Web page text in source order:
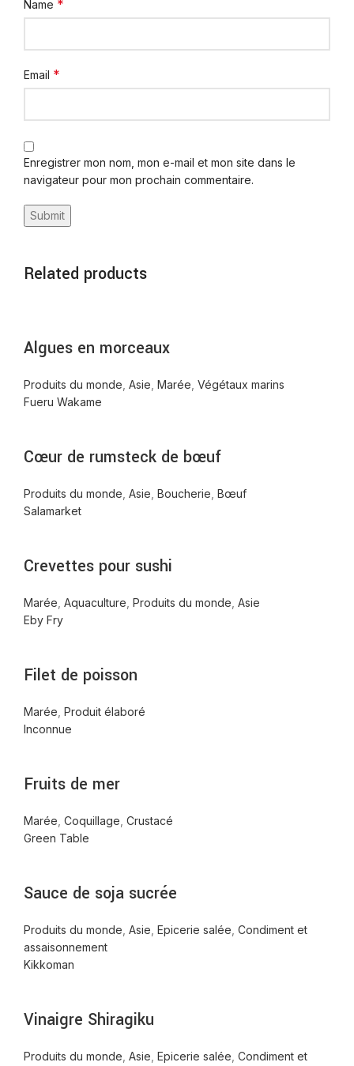
Name *
Email *
Enregistrer mon nom, mon e-mail et mon site dans le
navigateur pour mon prochain commentaire.
Related products
Algues en morceaux
Produits du monde Asie Marée Végétaux marins
Fueru Wakame
Cœur de rumsteck de bœuf
Produits du monde Asie Boucherie Bœuf
Salamarket
Crevettes pour sushi
Marée Aquaculture Produits du monde Asie
Eby Fry
Filet de poisson
Marée Produit élaboré
Inconnue
Fruits de mer
Marée Coquillage Crustacé
Green Table
Sauce de soja sucrée
Produits du monde Asie Epicerie salée Condiment et
assaisonnement
Kikkoman
Vinaigre Shiragiku
Produits du monde Asie Epicerie salée Condiment et